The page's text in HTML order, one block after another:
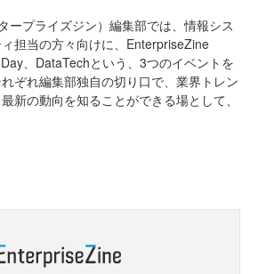
ープライズジン）編集部では、情報シス
担当の方々向けに、EnterpriseZine
、DataTechという、3つのイベントを
ぞれ編集部独自の切り口で、業界トレン
新の動向を知ることができる場として、